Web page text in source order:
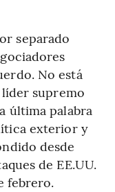
separado
No está
supremo
última palabra
exterior y
desde
de EE.UU.
febrero.